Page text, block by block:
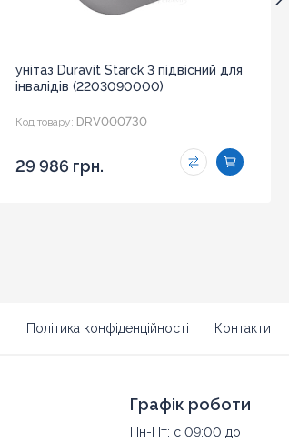
унітаз Duravit Starck 3 підвісний для
інвалідів (2203090000)
Код товару: DRV000730
29 986 грн.
Політика конфіденційності Контакти
Графік роботи
Пн-Пт: с 09:00 до